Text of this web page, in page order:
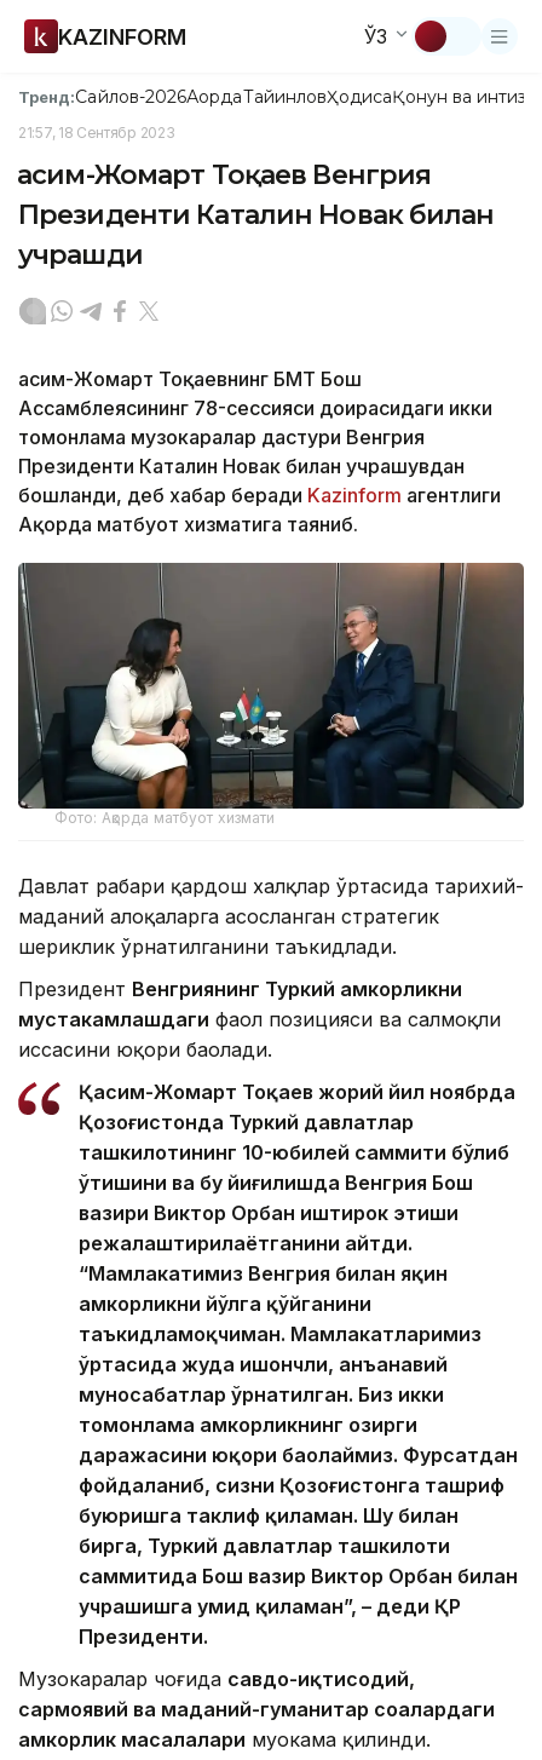
KAZINFORM ЎЗ
Тренд:Сайлов-2026АқордаТайинловҲодисаҚонун ва
21:57, 18 Сентябр 2023
Қасим-Жомарт Тоқаев Венгрия
Президенти Каталин Новак билан
учрашди
Қасим-Жомарт Тоқаевнинг БМТ Бош
Ассамблеясининг 78-сессияси доирасидаги икки
томонлама музокаралар дастури Венгрия
Президенти Каталин Новак билан учрашувдан
бошланди, деб хабар беради Kazinform агентлиги
Ақорда матбуот хизматига таяниб.
Фото: Ақорда матбуот хизмати
Давлат раҳбари қардош халқлар ўртасида тарихий-
маданий алоқаларга асосланган стратегик
шериклик ўрнатилганини таъкидлади.
Президент Венгриянинг Туркий ҳамкорликни
мустаҳкамлашдаги фаол позицияси ва салмоқли
ҳиссасини юқори баҳолади.
Қасим-Жомарт Тоқаев жорий йил ноябрда
Қозоғистонда Туркий давлатлар
ташкилотининг 10-юбилей саммити бўлиб
ўтишини ва бу йиғилишда Венгрия Бош
вазири Виктор Орбан иштирок этиши
режалаштирилаётганини айтди.
“Мамлакатимиз Венгрия билан яқин
ҳамкорликни йўлга қўйганини
таъкидламоқчиман. Мамлакатларимиз
ўртасида жуда ишончли, анъанавий
муносабатлар ўрнатилган. Биз икки
томонлама ҳамкорликнинг ҳозирги
даражасини юқори баҳолаймиз. Фурсатдан
фойдаланиб, сизни Қозоғистонга ташриф
буюришга таклиф қиламан. Шу билан
бирга, Туркий давлатлар ташкилоти
саммитида Бош вазир Виктор Орбан билан
учрашишга умид қиламан”, – деди ҚР
Президенти.
Музокаралар чоғида савдо-иқтисодий,
сармоявий ва маданий-гуманитар соҳалардаги
ҳамкорлик масалалари муҳокама қилинди.